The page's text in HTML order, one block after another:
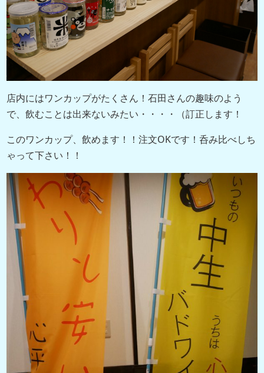
店内にはワンカップがたくさん！石田さんの趣味のよう
で、飲むことは出来ないみたい・・・・（訂正します！
このワンカップ、飲めます！！注文OKです！呑み比べしち
ゃって下さい！！